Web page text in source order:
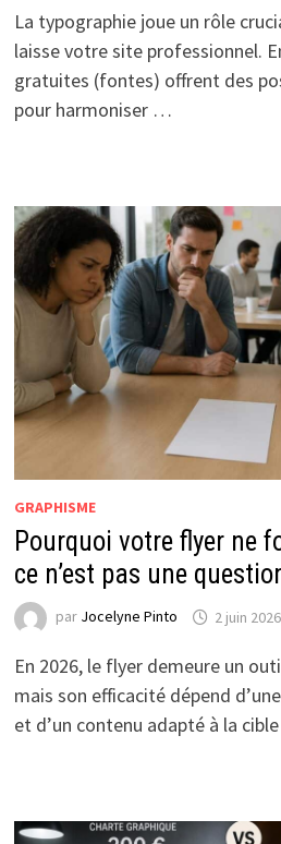
La typographie joue un rôle
laisse votre site professionnel.
gratuites (fontes) offrent des
pour harmoniser …
GRAPHISME
Pourquoi votre flyer ne
ce n’est pas une
par Jocelyne Pinto 2 juin 2026
En 2026, le flyer demeure un
mais son efficacité dépend
et d’un contenu adapté à la